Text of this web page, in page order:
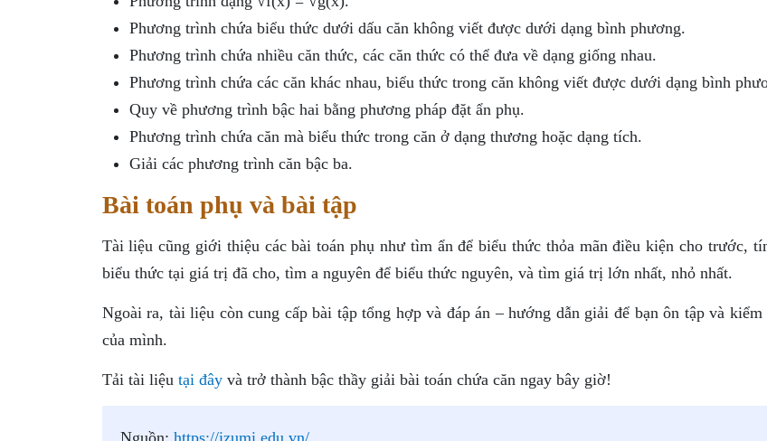
Phương trình chứa biểu thức dưới dấu căn không viết được dưới dạng bình phương.
Phương trình chứa nhiều căn thức, các căn thức có thể đưa về dạng giống nhau.
Phương trình chứa các căn khác nhau, biểu thức trong căn không viết được dưới dạng bình
Quy về phương trình bậc hai bằng phương pháp đặt ẩn phụ.
Phương trình chứa căn mà biểu thức trong căn ở dạng thương hoặc dạng tích.
Giải các phương trình căn bậc ba.
Bài toán phụ và bài tập
Tài liệu cũng giới thiệu các bài toán phụ như tìm ẩn để biểu thức thỏa mãn điều kiện cho trước,
biểu thức tại giá trị đã cho, tìm a nguyên để biểu thức nguyên, và tìm giá trị lớn nhất, nhỏ nhất.
Ngoài ra, tài liệu còn cung cấp bài tập tổng hợp và đáp án – hướng dẫn giải để bạn ôn tập và
của mình.
Tải tài liệu tại đâyvà trở thành bậc thầy giải bài toán chứa căn ngay bây giờ!
Nguồn: https://izumi.edu.vn/